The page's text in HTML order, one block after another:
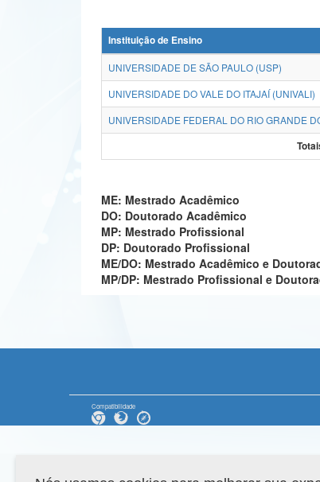
Instituição de Ensino
UNIVERSIDADE DE SÃO PAULO (USP)
UNIVERSIDADE DO VALE DO ITAJAÍ (UNIVALI)
UNIVERSIDADE FEDERAL DO RIO GRANDE
ME: Mestrado Acadêmico
DO: Doutorado Acadêmico
MP: Mestrado Profissional
DP: Doutorado Profissional
ME/DO: Mestrado Acadêmico e
MP/DP: Mestrado Profissional e
Compatibilidade